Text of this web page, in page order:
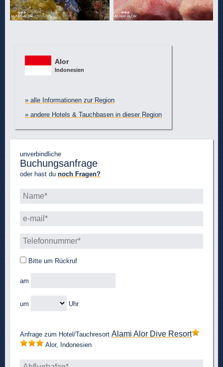
Alor
Indonesien
» alle Informationen zur Region
» andere Hotels & Tauchbasen in dieser Region
unverbindliche
Buchungsanfrage
oder hast du noch Fragen?
Bitte um Rückruf
am
um Uhr
Anfrage zum Hotel/Tauchresort Alami Alor Dive Resort
Alor, Indonesien